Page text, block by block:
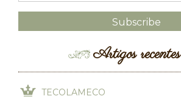
Artigos recentes
TECOLAMECO